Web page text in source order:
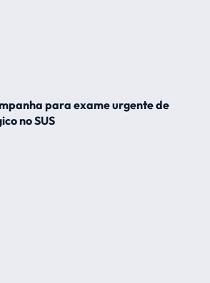
para exame urgente de
no SUS